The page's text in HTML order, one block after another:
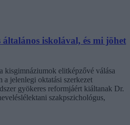
iskolával, és mi jöhet
kisgimnáziumok elitképzővé válása
a jelenlegi oktatási szerkezet
gyökeres reformjáért kiáltanak Dr.
szakpszichológus,